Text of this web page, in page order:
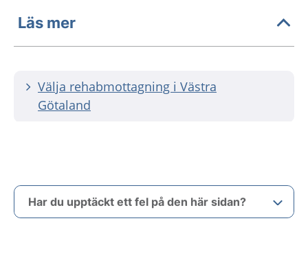
Läs mer
Välja rehabmottagning i Västra
Götaland
Har du upptäckt ett fel på den här sidan?